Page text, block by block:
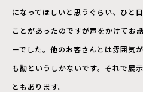
になってほしいと思うぐらい、ひと
ことがあったのですが声をかけてお
ーでした。他のお客さんとは雰囲気
も勘というしかないです。それで展
ともあります。